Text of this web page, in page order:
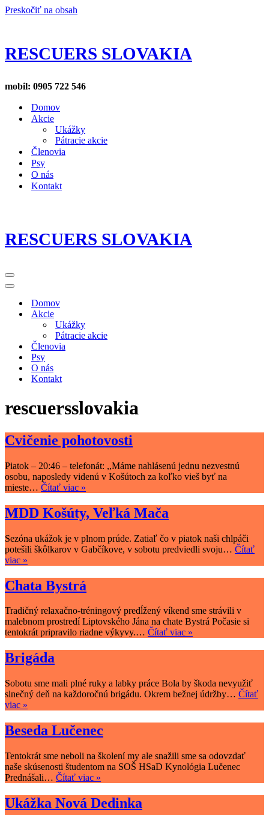
Preskočiť na obsah
RESCUERS SLOVAKIA
mobil: 0905 722 546
Domov
Akcie
Ukážky
Pátracie akcie
Členovia
Psy
O nás
Kontakt
RESCUERS SLOVAKIA
Menu
navigácie
Menu
navigácieDomov
Akcie
Ukážky
Pátracie akcie
Členovia
Psy
O nás
Kontakt
rescuersslovakia
Cvičenie pohotovosti
Piatok – 20:46 – telefonát: ,,Máme nahlásenú jednu nezvestnú
osobu, naposledy videnú v Košútoch za koľko vieš byť na
mieste… Čítať viac »
MDD Košúty, Veľká Mača
Sezóna ukážok je v plnom prúde. Zatiaľ čo v piatok naši chlpáči
potešili škôlkarov v Gabčíkove, v sobotu predviedli svoju… Čítať
viac »
Veľká
Mača
Chata Bystrá
Tradičný relaxačno-tréningový predĺžený víkend sme strávili v
malebnom prostredí Liptovského Jána na chate Bystrá Počasie si
tentokrát pripravilo riadne výkyvy.… Čítať viac »
Brigáda
Sobotu sme mali plné ruky a labky práce Bola by škoda nevyužiť
slnečný deň na každoročnú brigádu. Okrem bežnej údržby… Čítať
viac »
Beseda Lučenec
Tentokrát sme neboli na školení my ale snažili sme sa odovzdať
naše skúsenosti študentom na SOŠ HSaD Kynológia Lučenec
Prednášali… Čítať viac »
Ukážka Nová Dedinka